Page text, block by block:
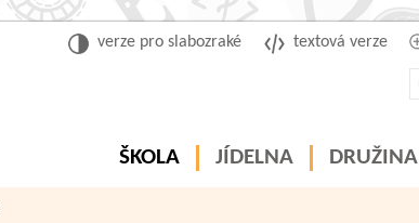
textová verze
verze pro slabozraké
ŠKOLA JÍDELNA DRUŽINA